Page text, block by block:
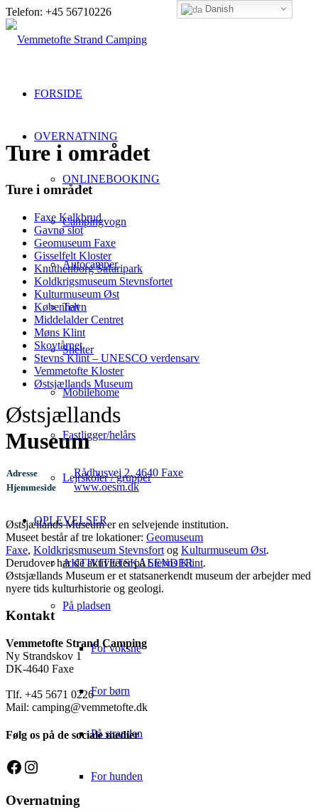
Telefon: +45 56710226
FORSIDE
OVERNATNING
ONLINEBOOKING
Campingvogn
Autocamper
Telt
Shelter
Mobilehome
Fastligger/helårs
Lejrskoler / grupper
OPLEVELSER
AKTIVITETSKALENDER
På pladsen
For voksne
For børn
På stranden
For hunden
Ture i området
Ture i området
Faxe Kalkbrud
Gavnø slot
Geomuseum Faxe
Gisselfelt Kloster
Knuthenborg Safaripark
Koldkrigsmuseum Stevnsfortet
Kulturmuseum Øst
København
Middelalder Centret
Møns Klint
Skovtårnet
Stevns Klint – UNESCO verdensarv
Vemmetofte Kloster
Østsjællands Museum
Østsjællands
Museum
Adresse Rådhusvej 2, 4640 Faxe
Hjemmeside www.oesm.dk
Østsjællands Museum er en selvejende institution.
Museet består af tre lokationer: Geomuseum
Faxe, Koldkrigsmuseum Stevnsfort og Kulturmuseum Øst.
Derudover har de aktiviteter påStevns Klint.
Østsjællands Museum er et statsanerkendt museum der arbejder med
nyere tids kulturhistorie og geologi.
Kontakt
Vemmetofte Strand Camping
Ny Strandskov 1
DK-4640 Faxe
Tlf. +45 5671 0226
Mail: camping@vemmetofte.dk
Følg os på de sociale medier
Facebook
Instagram
Overnatning
Danish